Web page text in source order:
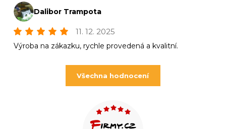
Dalibor Trampota
11. 12. 2025
Výroba na zákazku, rychle provedená a kvalitní.
Všechna hodnocení